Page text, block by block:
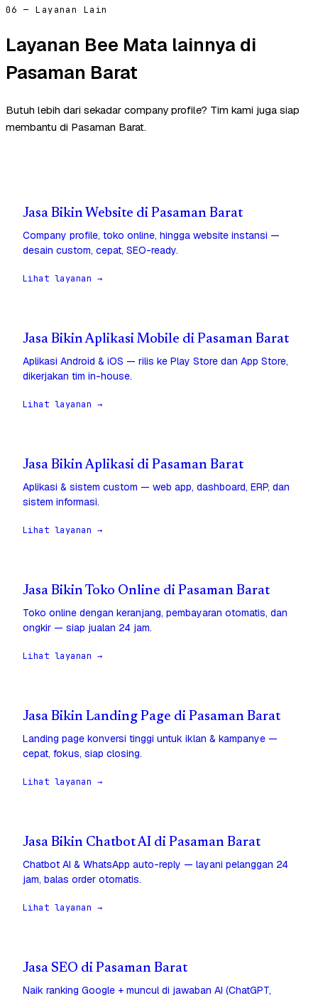
06 — Layanan Lain
Layanan Bee Mata lainnya di
Pasaman Barat
Butuh lebih dari sekadar company profile? Tim kami juga siap
membantu di Pasaman Barat.
Jasa Bikin Website di Pasaman Barat
Company profile, toko online, hingga website instansi —
desain custom, cepat, SEO-ready.
Lihat layanan →
Jasa Bikin Aplikasi Mobile di Pasaman Barat
Aplikasi Android & iOS — rilis ke Play Store dan App Store,
dikerjakan tim in-house.
Lihat layanan →
Jasa Bikin Aplikasi di Pasaman Barat
Aplikasi & sistem custom — web app, dashboard, ERP, dan
sistem informasi.
Lihat layanan →
Jasa Bikin Toko Online di Pasaman Barat
Toko online dengan keranjang, pembayaran otomatis, dan
ongkir — siap jualan 24 jam.
Lihat layanan →
Jasa Bikin Landing Page di Pasaman Barat
Landing page konversi tinggi untuk iklan & kampanye —
cepat, fokus, siap closing.
Lihat layanan →
Jasa Bikin Chatbot AI di Pasaman Barat
Chatbot AI & WhatsApp auto-reply — layani pelanggan 24
jam, balas order otomatis.
Lihat layanan →
Jasa SEO di Pasaman Barat
Naik ranking Google + muncul di jawaban AI (ChatGPT,